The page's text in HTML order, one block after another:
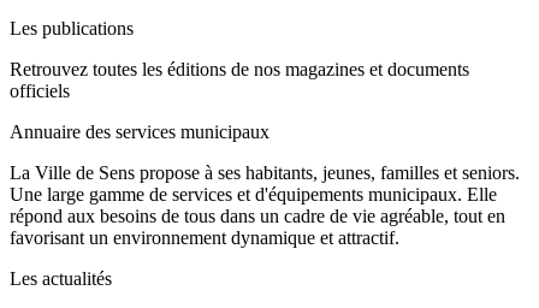
Les publications
Retrouvez toutes les éditions de nos magazines et documents
officiels
Annuaire des services municipaux
La Ville de Sens propose à ses habitants, jeunes, familles et seniors.
Une large gamme de services et d'équipements municipaux. Elle
répond aux besoins de tous dans un cadre de vie agréable, tout en
favorisant un environnement dynamique et attractif.
Les actualités